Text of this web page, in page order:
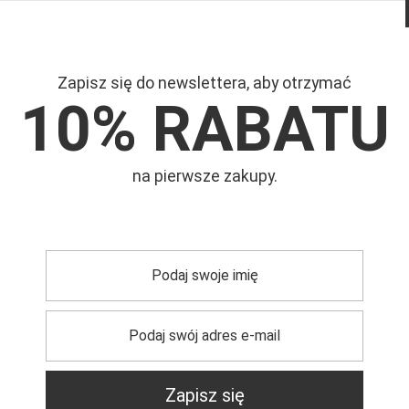
pomocy? Masz pytania?
Zapisz się do newslettera, aby otrzymać
10% RABATU
na pierwsze zakupy.
Zapisz się